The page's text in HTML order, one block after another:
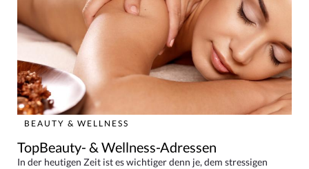
BEAUTY & WELLNESS
TopBeauty- & Wellness-Adressen
In der heutigen Zeit ist es wichtiger denn je, dem stressigen